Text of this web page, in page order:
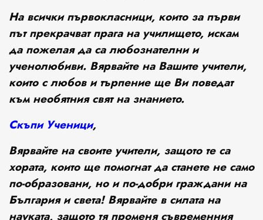
На всички първокласници, които за първи
път прекрачват прага на училището, искам
да пожелая да са любознателни и
ученолюбиви. Вярвайте на Вашите учители,
които с любов и търпение ще Ви поведат
към необятния свят на знанието.
Скъпи Ученици,
Вярвайте на своите учители, защото те са
хората, които ще помогнат да станете не само
по-образовани, но и по-добри граждани на
България и света!Вярвайте в силата на
науката, защото тя променя съвременния